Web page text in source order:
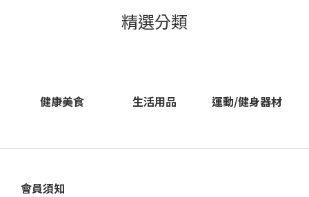
精選分類
健康美食 生活用品 運動/健身器材
會員須知